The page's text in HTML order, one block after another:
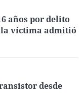
años por delito
la víctima admitió
desde